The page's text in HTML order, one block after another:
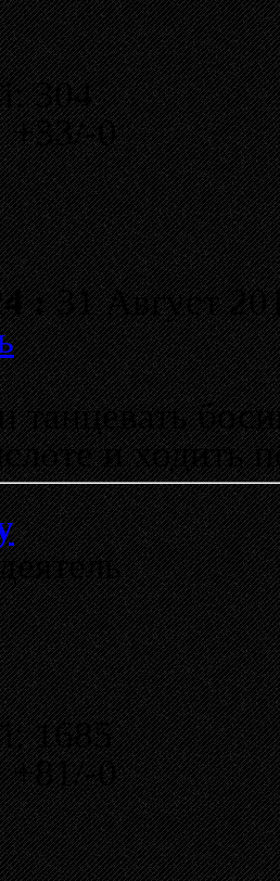
304
+33/-0
:31 Август
и ходить
1685
+81/-0